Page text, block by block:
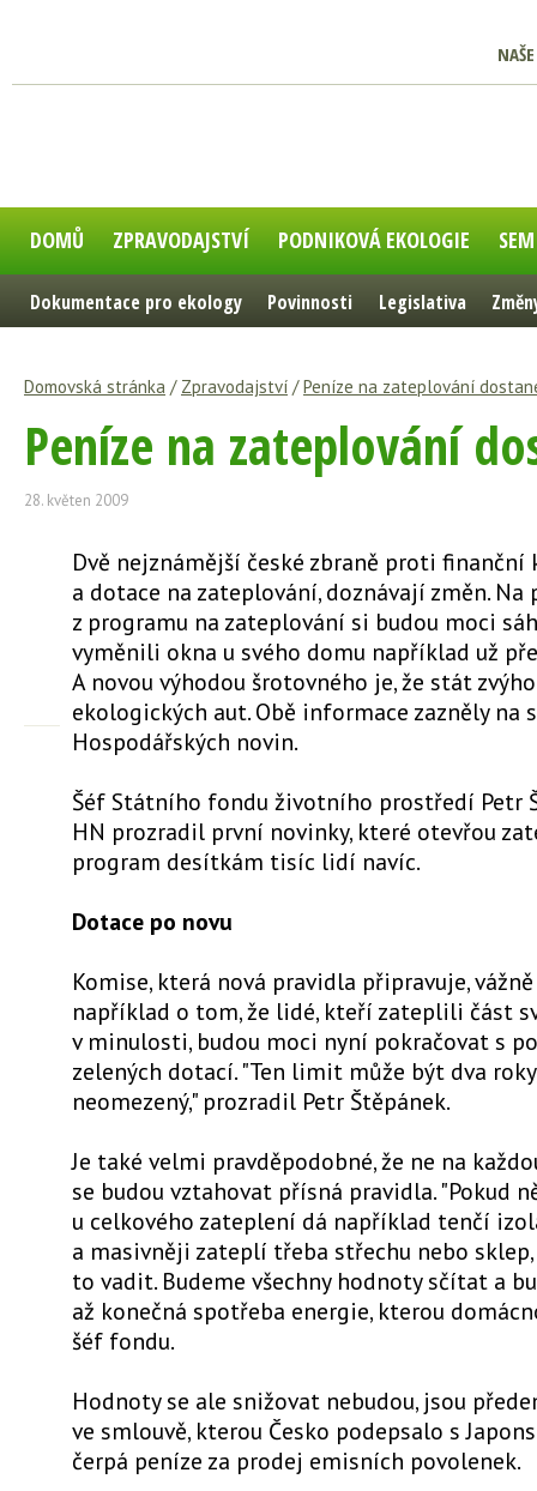
DOMŮ ZPRAVODAJSTVÍ PODNIKOVÁ EKOLOGIE
Dokumentace pro ekology Povinnosti Legislativa
Domovská stránka / Zpravodajství /Peníze na zateplování
Peníze na zateplování
28. květen 2009
Dvě nejznámější české zbraně proti finanční
a dotace na zateplování, doznávají změn. Na
z programu na zateplování si budou moci
vyměnili okna u svého domu například už
A novou výhodou šrotovného je, že stát
ekologických aut. Obě informace zazněly na
Hospodářských novin.
Šéf Státního fondu životního prostředí Petr
HN prozradil první novinky, které otevřou
program desítkám tisíc lidí navíc.
Dotace po novu
Komise, která nová pravidla připravuje,
například o tom, že lidé, kteří zateplili část
v minulosti, budou moci nyní pokračovat s
zelených dotací. "Ten limit může být dva
neomezený," prozradil Petr Štěpánek.
Je také velmi pravděpodobné, že ne na
se budou vztahovat přísná pravidla. "Pokud
u celkového zateplení dá například tenčí
a masivněji zateplí třeba střechu nebo sklep,
to vadit. Budeme všechny hodnoty sčítat a
až konečná spotřeba energie, kterou
šéf fondu.
Hodnoty se ale snižovat nebudou, jsou
ve smlouvě, kterou Česko podepsalo s
čerpá peníze za prodej emisních povolenek.